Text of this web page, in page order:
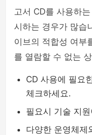
고서 CD를 사용하
시하는 경우가 많습
이브의 적합성 여부
를 열람할 수 없는
CD 사용에 필요
체크하세요.
필요시 기술 지
다양한 운영체제